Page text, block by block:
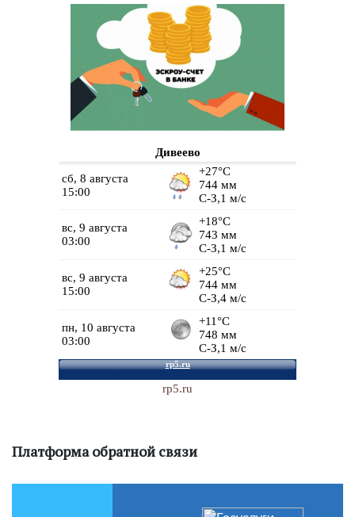
Дивеево
rp5.ru
Платформа обратной связи